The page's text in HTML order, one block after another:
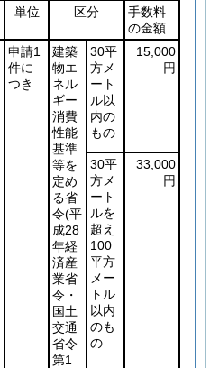
単位 区分
手数料
の金額
申請1
件に
つき
建築
物エ
ネル
ギー
消費
性能
基準
等を
定め
る省
令(平
成28
年経
済産
業省
令・
国土
交通
省令
第1
30平
方メ
ート
ル以
内の
もの
15,000
円
30平
方メ
ート
ルを
超え
100
平方
メー
トル
以内
のも
の
33,000
円